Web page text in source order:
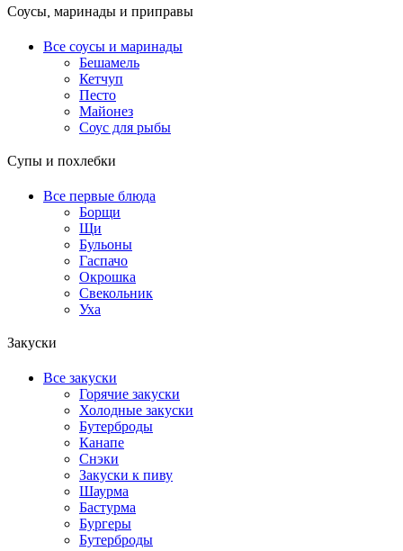
Соусы, маринады и приправы
Все соусы и маринады
Бешамель
Кетчуп
Песто
Майонез
Соус для рыбы
Супы и похлебки
Все первые блюда
Борщи
Щи
Бульоны
Гаспачо
Окрошка
Свекольник
Уха
Закуски
Все закуски
Горячие закуски
Холодные закуски
Бутерброды
Канапе
Снэки
Закуски к пиву
Шаурма
Бастурма
Бургеры
Бутерброды